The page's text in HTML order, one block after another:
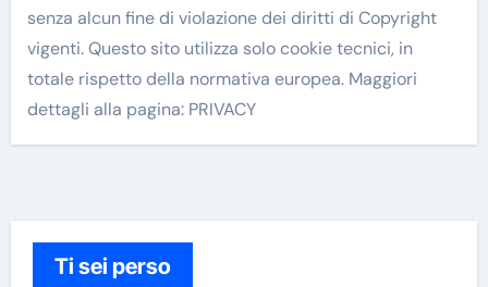
senza alcun fine di violazione dei diritti di Copyright
vigenti. Questo sito utilizza solo cookie tecnici, in
totale rispetto della normativa europea. Maggiori
dettagli alla pagina: PRIVACY
Ti sei perso